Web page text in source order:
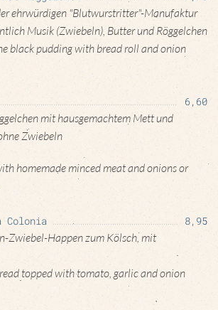
ehrwürdigen "Blutwurstritter"-Manufaktur
Musik (Zwiebeln), Butter und Röggelchen
black pudding with bread roll and onion
6,60
mit hausgemachtem Mett und
ohne Zwiebeln
homemade minced meat and onions or
Colonia 8,95
Zwiebel-Happen zum Kölsch, mit
topped with tomato, garlic and onion